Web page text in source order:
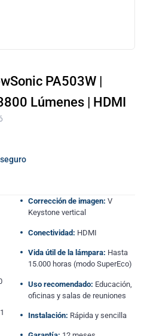
PA503W |
Lúmenes | HDMI
Corrección de imagen: V
Keystone vertical
Conectividad: HDMI
Vida útil de la lámpara: Hasta
15.000 horas (modo SuperEco)
Uso recomendado: Educación,
oficinas y salas de reuniones
Instalación: Rápida y sencilla